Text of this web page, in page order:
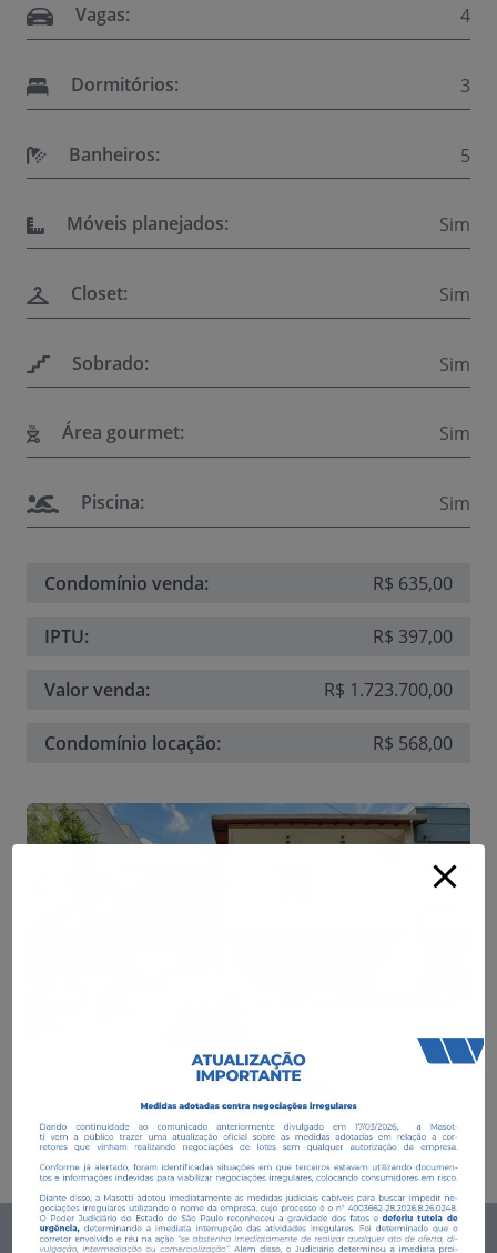
Vagas: 4
Dormitórios: 3
Banheiros: 5
Móveis planejados: Sim
Closet: Sim
Sobrado: Sim
Área gourmet: Sim
Piscina: Sim
Condomínio venda: R$ 635,00
IPTU: R$ 397,00
Valor venda: R$ 1.723.700,00
Condomínio locação: R$ 568,00
Agende uma visita a este imóvel.